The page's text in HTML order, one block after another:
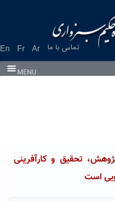
En Fr Ar تماس با ما
MENU
تحقیق و کارآفرینی
است